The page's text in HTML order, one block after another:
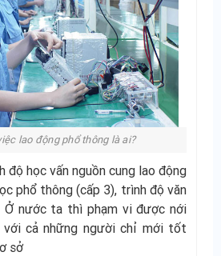
lao động phổ thông là ai?
độ học vấn nguồn cung lao động
phổ thông (cấp 3), trình độ văn
nước ta thì phạm vi được nới
với cả những người chỉ mới tốt
sở